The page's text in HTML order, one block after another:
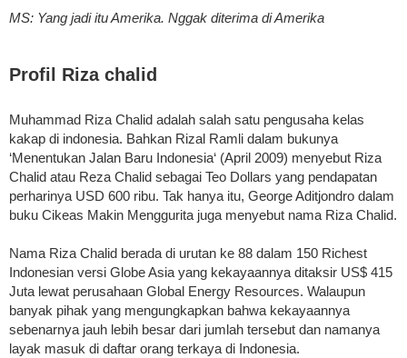
MS: Yang jadi itu Amerika. Nggak diterima di Amerika
Profil Riza chalid
Muhammad Riza Chalid adalah salah satu pengusaha kelas
kakap di indonesia. Bahkan Rizal Ramli dalam bukunya
‘Menentukan Jalan Baru Indonesia‘ (April 2009) menyebut Riza
Chalid atau Reza Chalid sebagai Teo Dollars yang pendapatan
perharinya USD 600 ribu. Tak hanya itu, George Aditjondro dalam
buku Cikeas Makin Menggurita juga menyebut nama Riza Chalid.
Nama Riza Chalid berada di urutan ke 88 dalam 150 Richest
Indonesian versi Globe Asia yang kekayaannya ditaksir US$ 415
Juta lewat perusahaan Global Energy Resources. Walaupun
banyak pihak yang mengungkapkan bahwa kekayaannya
sebenarnya jauh lebih besar dari jumlah tersebut dan namanya
layak masuk di daftar orang terkaya di Indonesia.